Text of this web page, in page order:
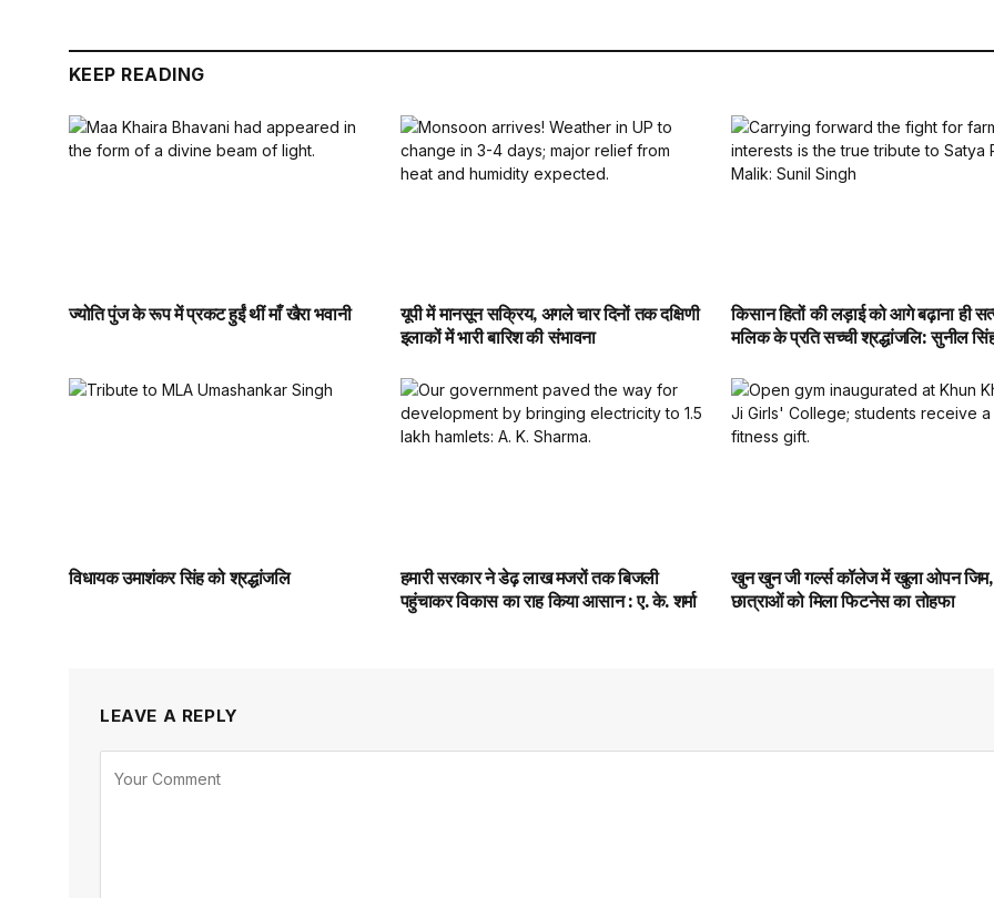
KEEP READING
ज्योति पुंज के रूप में प्रकट हुईं थीं माँ खैरा भवानी
यूपी में मानसून सक्रिय, अगले चार दिनों तक दक्षिणी
इलाकों में भारी बारिश की संभावना
किसान हितों की लड़ाई को आगे बढ़ाना ही
मलिक के प्रति सच्ची श्रद्धांजलि: सुनील
विधायक उमाशंकर सिंह को श्रद्धांजलि
हमारी सरकार ने डेढ़ लाख मजरों तक बिजली
पहुंचाकर विकास का राह किया आसान : ए. के. शर्मा
खुन खुन जी गर्ल्स कॉलेज में खुला ओपन जिम,
छात्राओं को मिला फिटनेस का तोहफा
LEAVE A REPLY